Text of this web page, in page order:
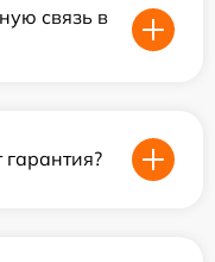
связь в
гарантия?